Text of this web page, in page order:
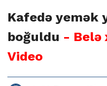
Kafedə yemək
boğuldu - Belə
Video